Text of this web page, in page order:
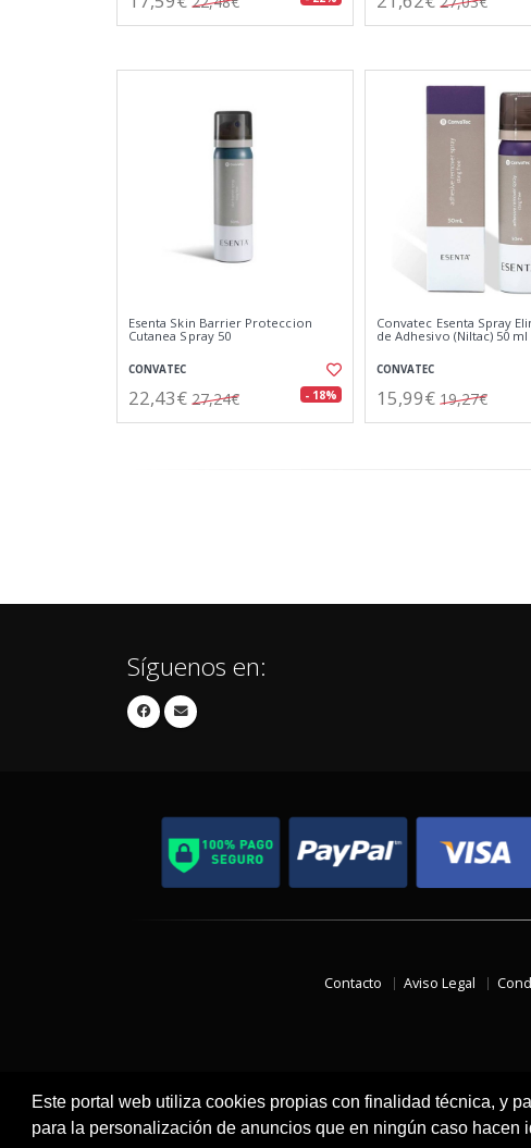
Este portal web utiliza cookies propias con finalidad técnica, y
para la personalización de anuncios que en ningún caso
Esenta Skin Barrier Proteccion
Cutanea Spray 50
CONVATEC
22,43€ 27,24€ - 18%
Convatec Esenta Spray
de Adhesivo (Niltac) 50 ml
CONVATEC
15,99€ 19,27€
Síguenos en:
Contacto Aviso Legal